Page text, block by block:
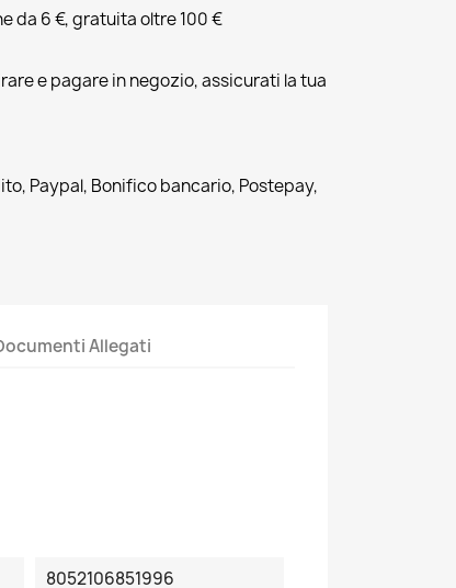
da 6 €, gratuita oltre 100 €
e pagare in negozio, assicurati la tua
Paypal, Bonifico bancario, Postepay,
Allegati
8052106851996